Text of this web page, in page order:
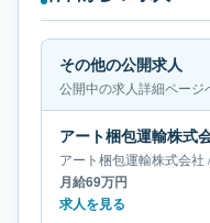
その他の公開求人
公開中の求人詳細ページ
アート梱包運輸株式会社
月給69万円
求人を見る